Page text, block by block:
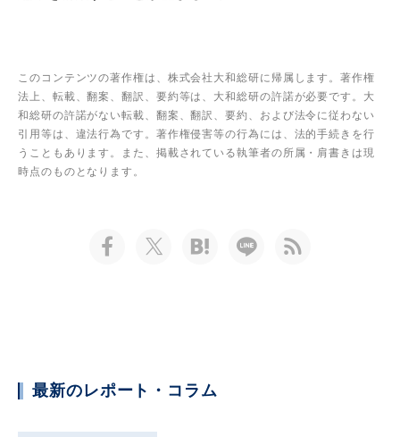
このコンテンツの著作権は、株式会社大和総研に帰属します。著作権
法上、転載、翻案、翻訳、要約等は、大和総研の許諾が必要です。大
和総研の許諾がない転載、翻案、翻訳、要約、および法令に従わない
引用等は、違法行為です。著作権侵害等の行為には、法的手続きを行
うこともあります。また、掲載されている執筆者の所属・肩書きは現
時点のものとなります。
最新のレポート・コラム